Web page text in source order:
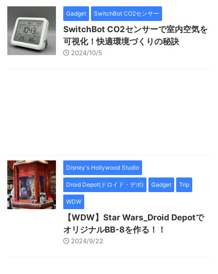
Gadget SwitchBot CO2センサー
SwitchBot CO2センサーで室内空気を
可視化！快適環境づくりの秘訣
2024/10/5
Disney's Hollywood Studio
Droid Depot(ドロイド・デポ) Gadget Trip
WDW
【WDW】Star Wars_Droid Depotで
オリジナルBB-8を作る！！
2024/9/22